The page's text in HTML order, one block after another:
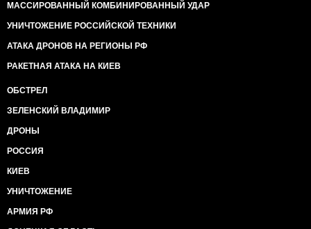
МАССИРОВАННЫЙ КОМБИНИРОВАННЫЙ УДАР
УНИЧТОЖЕНИЕ РОССИЙСКОЙ ТЕХНИКИ
АТАКА ДРОНОВ НА РЕГИОНЫ РФ
РАКЕТНАЯ АТАКА НА КИЕВ
ОБСТРЕЛ
ЗЕЛЕНСКИЙ ВЛАДИМИР
ДРОНЫ
РОССИЯ
КИЕВ
УНИЧТОЖЕНИЕ
АРМИЯ РФ